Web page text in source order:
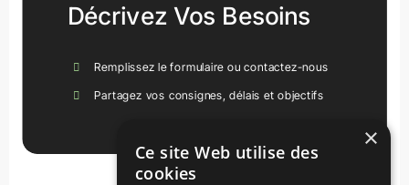
Décrivez Vos Besoins
Remplissez le formulaire ou contactez-nous
Partagez vos consignes, délais et objectifs
×
Ce site Web utilise des
cookies